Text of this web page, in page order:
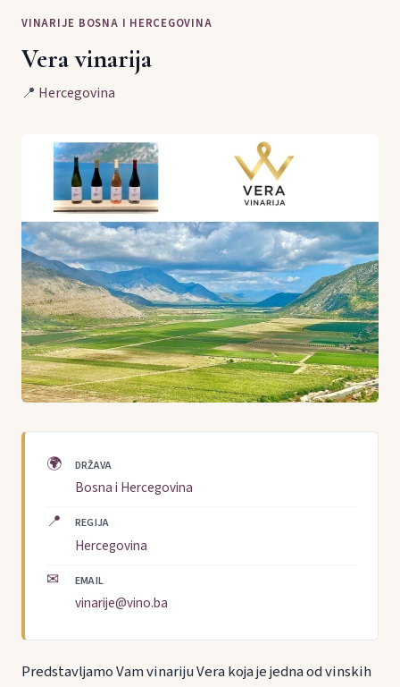
VINARIJE BOSNA I HERCEGOVINA
Vera vinarija
📍 Hercegovina
🌍 DRŽAVA
Bosna i Hercegovina
📍 REGIJA
Hercegovina
✉ EMAIL
vinarije@vino.ba
Predstavljamo Vam vinariju Vera koja je jedna od vinskih